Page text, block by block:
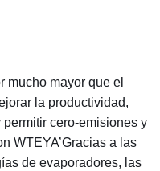
mucho mayor que el
la productividad,
cero-emisiones y
WTEYA’Gracias a las
de evaporadores, las